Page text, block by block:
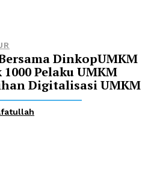
DinkopUMKM
Pelaku UMKM
Digitalisasi UMKM